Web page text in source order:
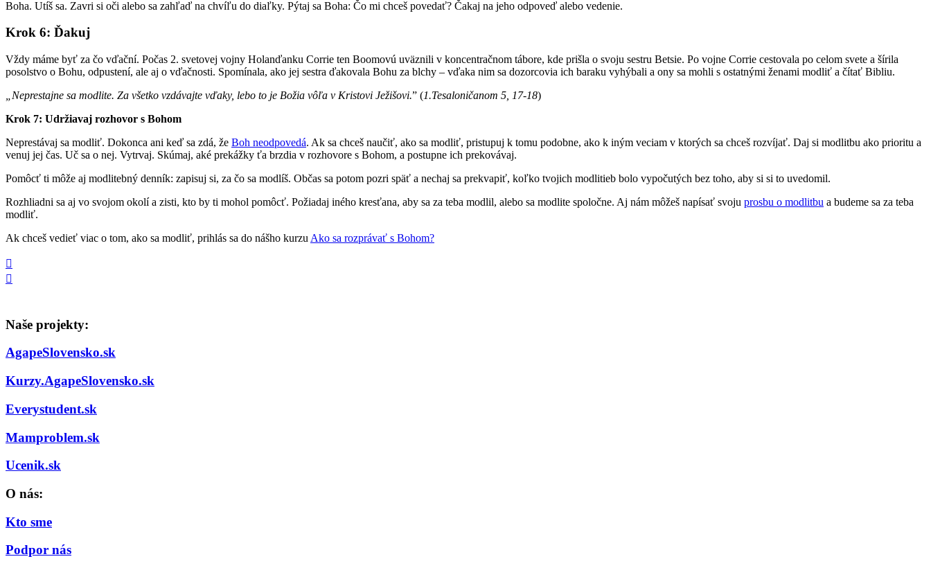
Boha. Utíš sa. Zavri si oči alebo sa zahľaď na chvíľu do diaľky. Pýtaj sa Boha: Čo mi chceš povedať? Čakaj na jeho odpoveď alebo vedenie.
Krok 6: Ďakuj
Vždy máme byť za čo vďační. Počas 2. svetovej vojny Holanďanku Corrie ten Boomovú uväznili v koncentračnom tábore, kde prišla o svoju sestru Betsie. Po vojne Corrie cestovala po celom svete a šírila
posolstvo o Bohu, odpustení, ale aj o vďačnosti. Spomínala, ako jej sestra ďakovala Bohu za blchy – vďaka nim sa dozorcovia ich baraku vyhýbali a ony sa mohli s ostatnými ženami modliť a čítať Bibliu.
„Neprestajne sa modlite. Za všetko vzdávajte vďaky, lebo to je Božia vôľa v Kristovi Ježišovi.” (1.Tesaloničanom 5, 17-18)
Krok 7: Udržiavaj rozhovor s Bohom
Neprestávaj sa modliť. Dokonca ani keď sa zdá, že Boh neodpovedá. Ak sa chceš naučiť, ako sa modliť, pristupuj k tomu podobne, ako k iným veciam v ktorých sa chceš rozvíjať. Daj si modlitbu ako prioritu a
venuj jej čas. Uč sa o nej. Vytrvaj. Skúmaj, aké prekážky ťa brzdia v rozhovore s Bohom, a postupne ich prekovávaj.
Pomôcť ti môže aj modlitebný denník: zapisuj si, za čo sa modlíš. Občas sa potom pozri späť a nechaj sa prekvapiť, koľko tvojich modlitieb bolo vypočutých bez toho, aby si si to uvedomil.
Rozhliadni sa aj vo svojom okolí a zisti, kto by ti mohol pomôcť. Požiadaj iného kresťana, aby sa za teba modlil, alebo sa modlite spoločne. Aj nám môžeš napísať svoju prosbu o modlitbu a budeme sa za teba
modliť.
Ak chceš vedieť viac o tom, ako sa modliť, prihlás sa do nášho kurzu Ako sa rozprávať s Bohom?
Naše projekty:
AgapeSlovensko.sk
Kurzy.AgapeSlovensko.sk
Everystudent.sk
Mamproblem.sk
Ucenik.sk
O nás:
Kto sme
Podpor nás